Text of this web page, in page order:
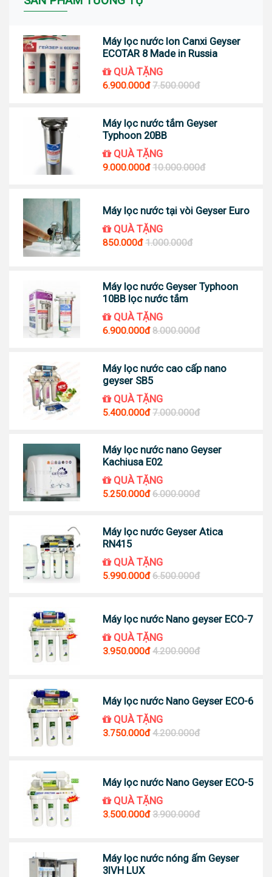
Máy lọc nước Ion Canxi Geyser
ECOTAR 8 Made in Russia
QUÀ TẶNG
6.900.000đ 7.500.000đ
Máy lọc nước tắm Geyser
Typhoon 20BB
QUÀ TẶNG
9.000.000đ 10.000.000đ
Máy lọc nước tại vòi Geyser Euro
QUÀ TẶNG
850.000đ 1.000.000đ
Máy lọc nước Geyser Typhoon
10BB lọc nước tắm
QUÀ TẶNG
6.900.000đ 8.000.000đ
Máy lọc nước cao cấp nano
geyser SB5
QUÀ TẶNG
5.400.000đ 7.000.000đ
Máy lọc nước nano Geyser
Kachiusa E02
QUÀ TẶNG
5.250.000đ 6.000.000đ
Máy lọc nước Geyser Atica
RN415
QUÀ TẶNG
5.990.000đ 6.500.000đ
Máy lọc nước Nano geyser ECO-7
QUÀ TẶNG
3.950.000đ 4.200.000đ
Máy lọc nước Nano Geyser ECO-6
QUÀ TẶNG
3.750.000đ 4.200.000đ
Máy lọc nước Nano Geyser ECO-5
QUÀ TẶNG
3.500.000đ 3.900.000đ
Máy lọc nước nóng ấm Geyser
3IVH LUX